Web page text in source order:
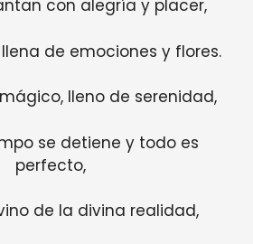
con alegría y placer,
de emociones y flores.
lleno de serenidad,
se detiene y todo es
perfecto,
de la divina realidad,